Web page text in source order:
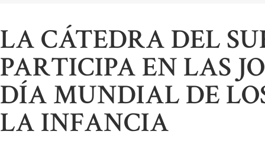
LA CÁTEDRA DEL
PARTICIPA EN LAS
DÍA MUNDIAL DE
LA INFANCIA